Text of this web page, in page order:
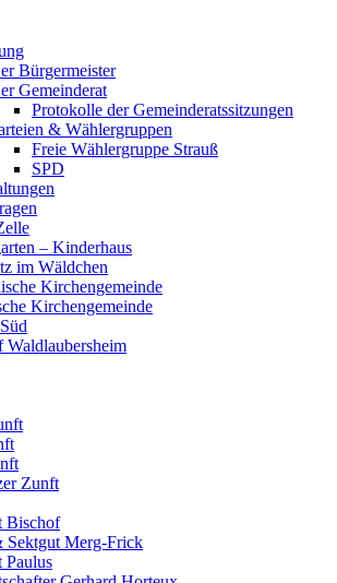
Bürgermeister
Gemeinderat
Protokolle der Gemeinderatssitzungen
& Wählergruppen
Freie Wählergruppe Strauß
SPD
– Kinderhaus
im Wäldchen
Kirchengemeinde
Kirchengemeinde
Waldlaubersheim
Zunft
Bischof
Sektgut Merg-Frick
Paulus